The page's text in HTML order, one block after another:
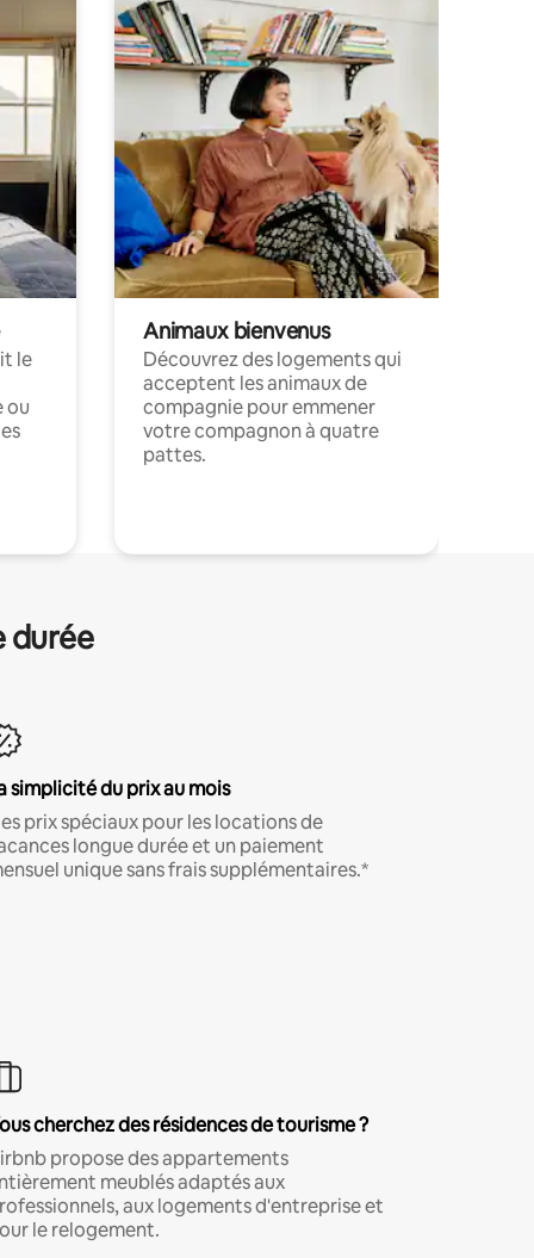
le
ou
Animaux bienvenus
Découvrez des logements qui
acceptent les animaux de
compagnie pour emmener
votre compagnon à quatre
pattes.
durée
simplicité du prix au mois
prix spéciaux pour les locations de
longue durée et un paiement
unique sans frais supplémentaires.*
cherchez des résidences de tourisme ?
propose des appartements
meublés adaptés aux
aux logements d'entreprise et
le relogement.